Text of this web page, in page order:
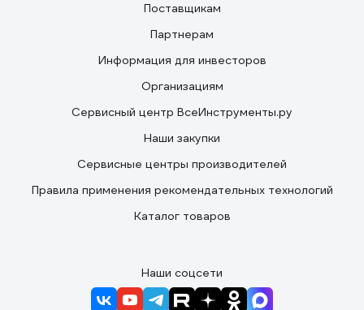
Поставщикам
Партнерам
Информация для инвесторов
Организациям
Сервисный центр ВсеИнструменты.ру
Наши закупки
Сервисные центры производителей
Правила применения рекомендательных технологий
Каталог товаров
Наши соцсети